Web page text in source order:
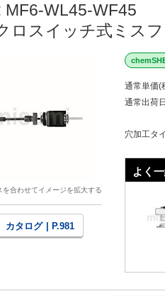
MF6-WL45-WF45
ロスイッチ式ミス
を合わせてイメージを拡大する
カタログ | P.981
通常単価(
通常出荷
穴加工タ
よく